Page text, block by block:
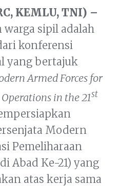
KEMLU, TNI) –
sipil adalah
konferensi
yang bertajuk
Armed Forces for
in the 21st
Modern
Pemeliharaan
Abad Ke-21) yang
atas kerja sama